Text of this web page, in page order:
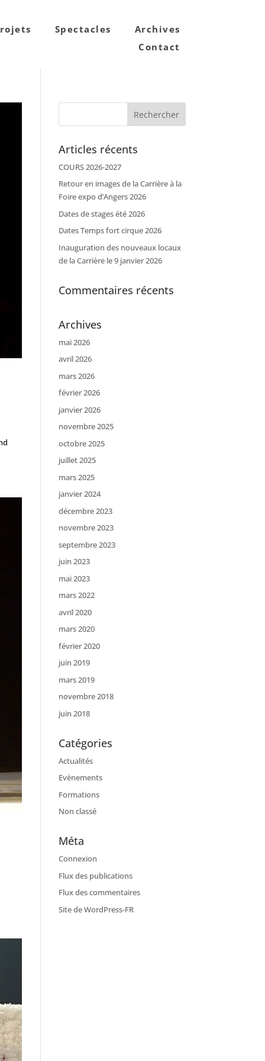
Spectacles
Archives
Contact
Articles récents
COURS 2026-2027
Retour en images de la Carrière à la
Foire expo d’Angers 2026
Dates de stages été 2026
Dates Temps fort cirque 2026
Inauguration des nouveaux locaux
de la Carrière le 9 janvier 2026
Commentaires récents
Archives
mai 2026
avril 2026
mars 2026
février 2026
janvier 2026
novembre 2025
octobre 2025
juillet 2025
mars 2025
janvier 2024
décembre 2023
novembre 2023
septembre 2023
juin 2023
mai 2023
mars 2022
avril 2020
mars 2020
février 2020
juin 2019
mars 2019
novembre 2018
juin 2018
Catégories
Actualités
Evènements
Formations
Non classé
Méta
Connexion
Flux des publications
Flux des commentaires
Site de WordPress-FR